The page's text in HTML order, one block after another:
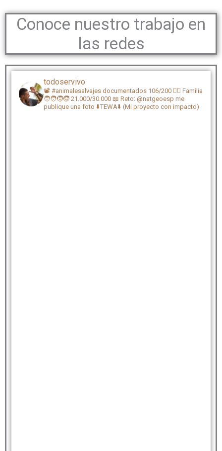
Conoce nuestro trabajo en
las redes
todoservivo
📽️ #animalesalvajes documentados 106/200 🏴‍☠️ Familia
🧑‍🧑‍🧒‍🧒 21.000/30.000 📖 Reto: @natgeoesp me
publique una foto ⬇️TEWA⬇️ (Mi proyecto con impacto)